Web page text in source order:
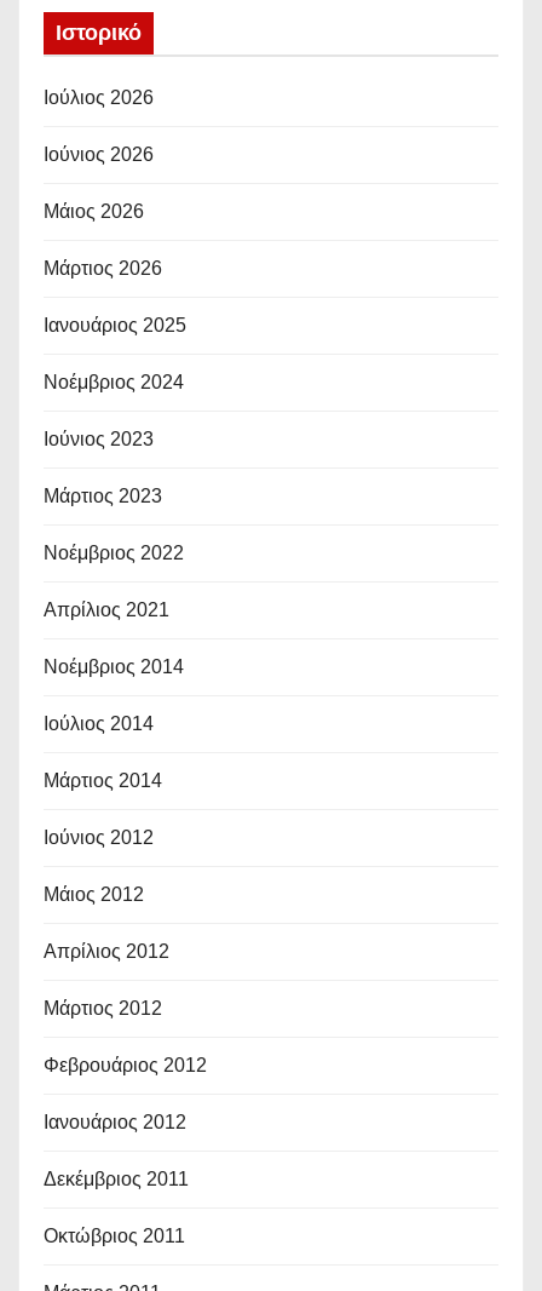
Ιστορικό
Ιούλιος 2026
Ιούνιος 2026
Μάιος 2026
Μάρτιος 2026
Ιανουάριος 2025
Νοέμβριος 2024
Ιούνιος 2023
Μάρτιος 2023
Νοέμβριος 2022
Απρίλιος 2021
Νοέμβριος 2014
Ιούλιος 2014
Μάρτιος 2014
Ιούνιος 2012
Μάιος 2012
Απρίλιος 2012
Μάρτιος 2012
Φεβρουάριος 2012
Ιανουάριος 2012
Δεκέμβριος 2011
Οκτώβριος 2011